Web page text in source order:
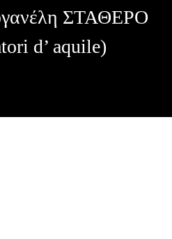
ΣΤΑΘΕΡΟ
d’ aquile)